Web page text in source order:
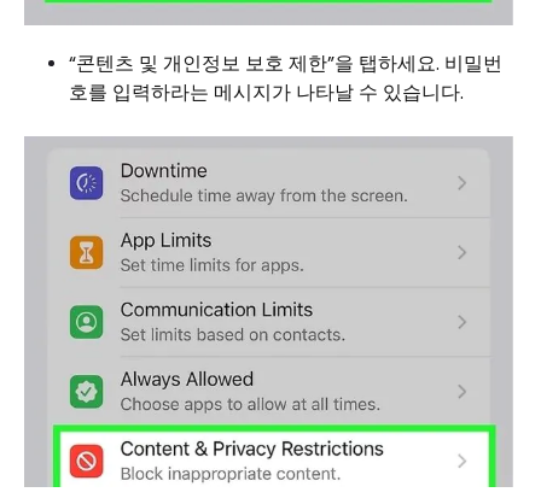
“콘텐츠 및 개인정보 보호 제한”을 탭하세요. 비밀번
호를 입력하라는 메시지가 나타날 수 있습니다.